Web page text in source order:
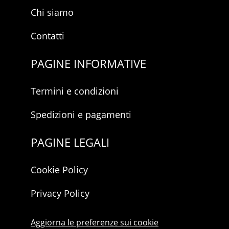
Chi siamo
Contatti
PAGINE INFORMATIVE
Termini e condizioni
Spedizioni e pagamenti
PAGINE LEGALI
Cookie Policy
Privacy Policy
Aggiorna le preferenze sui cookie